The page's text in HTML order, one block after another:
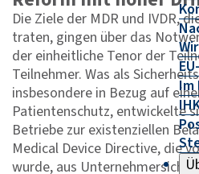
Im
Die Ziele der MDR und IVDR,
traten, gingen über das
der einheitliche Tenor der
Teilnehmer. Was als
insbesondere in Bezug auf
Patientenschutz, entwickelte
Betriebe zur existenziellen
Medical Device Directive, die
wurde, aus Unternehmersicht